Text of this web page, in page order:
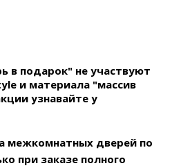
в подарок" не участвуют
и материала "массив
узнавайте у
межкомнатных дверей по
при заказе полного